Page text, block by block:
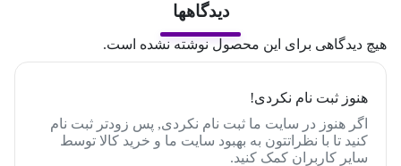
دیدگاهها
هیچ دیدگاهی برای این محصول نوشته نشده است.
هنوز ثبت نام نکردی!
اگر هنوز در سایت ما ثبت نام نکردی, پس زودتر ثبت نام
کنید تا با نظراتتون به بهبود سایت ما و خرید کالا توسط
سایر کاربران کمک کنید.